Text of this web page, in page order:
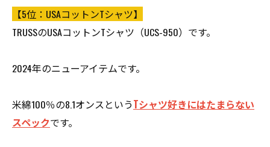
【5位：USAコットンTシャツ】
TRUSSのUSAコットンTシャツ（UCS-950）です。
2024年のニューアイテムです。
米綿100％の8.1オンスというTシャツ好きにはたまらない
スペックです。